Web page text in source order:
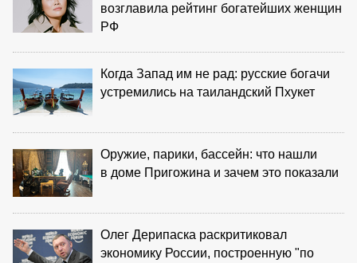
возглавила рейтинг богатейших женщин
РФ
Когда Запад им не рад: русские богачи
устремились на таиландский Пхукет
Оружие, парики, бассейн: что нашли
в доме Пригожина и зачем это показали
Олег Дерипаска раскритиковал
экономику России, построенную "по